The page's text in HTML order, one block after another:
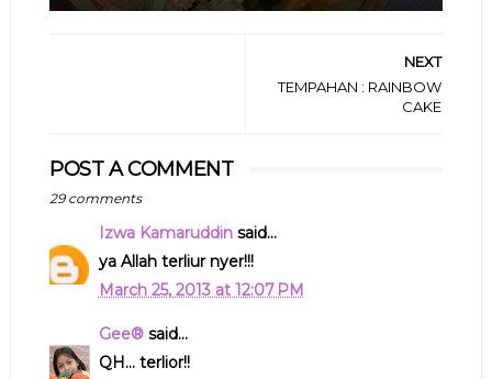
NEXT
TEMPAHAN : RAINBOW
CAKE
POST A COMMENT
29 comments
Izwa Kamaruddinsaid...
ya Allah terliur nyer!!!
March 25, 2013 at 12:07 PM
Gee®said...
QH... terlior!!